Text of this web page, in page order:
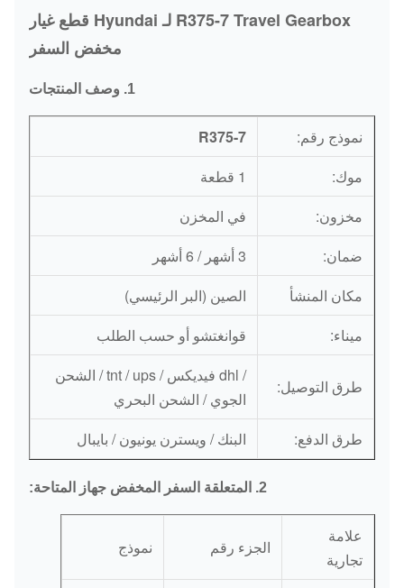
R375-7 Travel Gearbox لـ Hyundai قطع غيار
مخفض السفر
1. وصف المنتجات
نموذج رقم:
R375-7
موك:
1 قطعة
مخزون:
في المخزن
ضمان:
3 أشهر / 6 أشهر
مكان المنشأ
الصين (البر الرئيسي)
ميناء:
قوانغتشو أو حسب الطلب
طرق التوصيل:
/ dhl فيديكس / tnt / ups / الشحن
الجوي / الشحن البحري
طرق الدفع:
البنك / ويسترن يونيون / بايبال
2. المتعلقة السفر المخفض جهاز المتاحة:
علامة
تجارية
الجزء رقم نموذج